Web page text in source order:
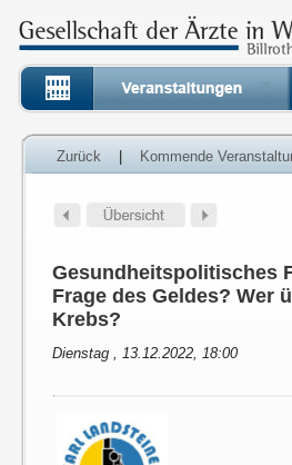
Zurück Kommende
Gesundheitspolitisches
Frage des Geldes? Wer
Krebs?
Dienstag , 13.12.2022, 18:00